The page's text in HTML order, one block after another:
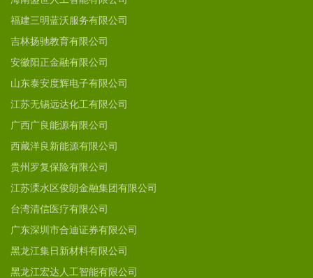
福建三明蓝沃服务有限公司
吉林扬驰教育有限公司
安徽阳正金融有限公司
山东泰安度辉电子有限公司
江苏无锡远达化工有限公司
广西广良能源有限公司
西藏洋良新能源有限公司
贵州罗复保险有限公司
江苏溧水区俊朗金融集团有限公司
台湾清信医疗有限公司
广东深圳市合迪证券有限公司
黑龙江集日新材料有限公司
黑龙江宏达人工智能有限公司